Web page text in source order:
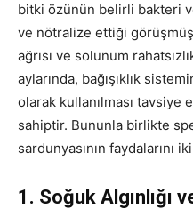
bitki özünün belirli bakteri
ve nötralize ettiği
ağrısı ve solunum
aylarında, bağışıklık
olarak kullanılması
sahiptir. Bununla birlikte
sardunyasının faydalarını
1. Soğuk Algınlığı